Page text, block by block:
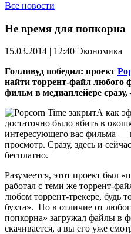
Все новости
Не время для попкорна
15.03.2014 | 12:40 Экономика
Голливуд победил: проект
найти торрент-файл любого
фильм в медиаплейере
А как
достаточно было вбить в
интересующего вас фильма —
просмотр. Сразу, здесь и
бесплатно.
Разумеется, этот проект был
работал с теми же торрент-
любом торрент-трекере, будь
бухта». Но в отличие от
попкорна» загружал файлы в
скачивается, а вы его уже